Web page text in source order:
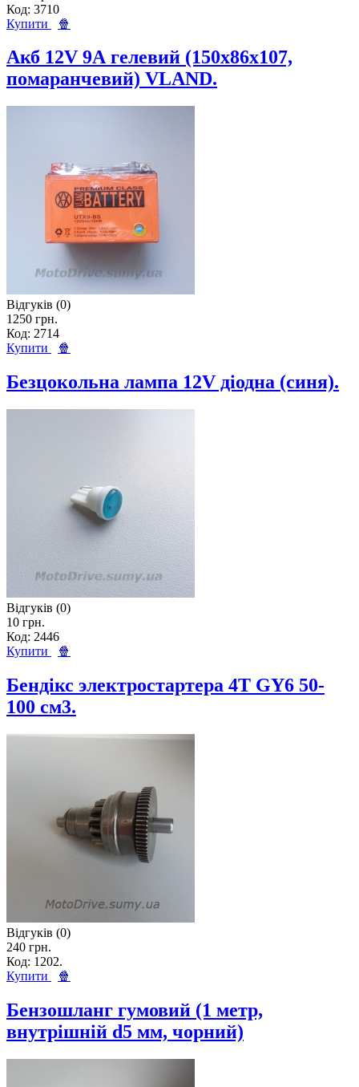
Код: 3710
Купити
🍿
Акб 12V 9А гелевий (150x86x107,
помаранчевий) VLAND.
Відгуків (0)
1250 грн.
Код: 2714
Купити
🍿
Безцокольна лампа 12V діодна (синя).
Відгуків (0)
10 грн.
Код: 2446
Купити
🍿
Бендікс электростартера 4T GY6 50-
100 см3.
Відгуків (0)
240 грн.
Код: 1202.
Купити
🍿
Бензошланг гумовий (1 метр,
внутрішній d5 мм, чорний)